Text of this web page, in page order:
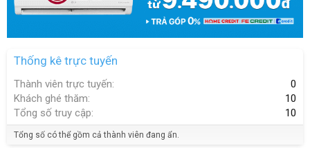
Thống kê trực tuyến
Thành viên trực tuyến
0
Khách ghé thăm
10
Tổng số truy cập
10
Tổng số có thể gồm cả thành viên đang ẩn.